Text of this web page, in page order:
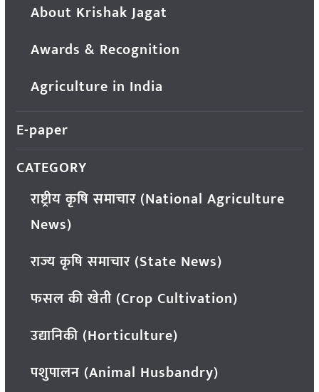
About Krishak Jagat
Awards & Recognition
Agriculture in India
E-paper
CATEGORY
राष्ट्रीय कृषि समाचार (National Agriculture
News)
राज्य कृषि समाचार (State News)
फसल की खेती (Crop Cultivation)
उद्यानिकी (Horticulture)
पशुपालन (Animal Husbandry)